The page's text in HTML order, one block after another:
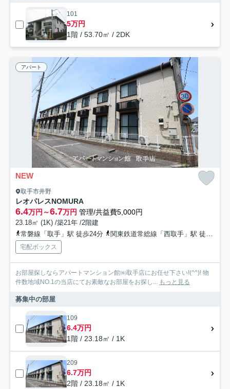
101
5万円
1階 / 53.70㎡ / 2DK
アパート
NEW
取手市井野
レオパレスNOMURA
6.4万円～6.7万円 管理/共益費5,000円
23.18㎡ (1K) /築21年 /2階建
常磐線「取手」駅 徒歩24分
関東鉄道常総線「西取手」駅 徒歩28分
宅配ボックス
お部屋探しならアパートマンション館㈱取手店にお任せ下さい!(^^)! 物
件数地域NO.1の当店にてお素敵なお部屋をお探し... もっと見る
募集中の部屋
109
6.4万円
1階 / 23.18㎡ / 1K
209
6.7万円
2階 / 23.18㎡ / 1K